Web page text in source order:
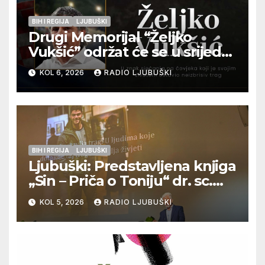
BIH I REGIJA LJUBUŠKI
Drugi Memorijal “Željko
Vukšić” održat će se u srijedu
12. kolovoza u Otoku
KOL 6, 2026 RADIO LJUBUŠKI
BIH I REGIJA LJUBUŠKI
Ljubuški: Predstavljena knjiga
„Sin – Priča o Toniju“ dr. sc.
Zdenka Hercega
KOL 5, 2026 RADIO LJUBUŠKI